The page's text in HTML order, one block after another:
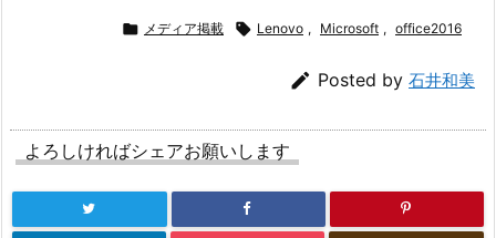
 メディア掲載  Lenovo , Microsoft , office2016
 Posted by 石井和美
よろしければシェアお願いします